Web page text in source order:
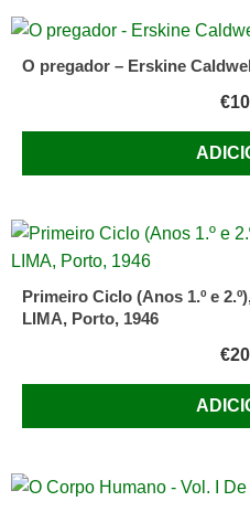
O pregador – Erskine
€
Primeiro Ciclo (Anos 1.º e
LIMA, Porto, 1946
€